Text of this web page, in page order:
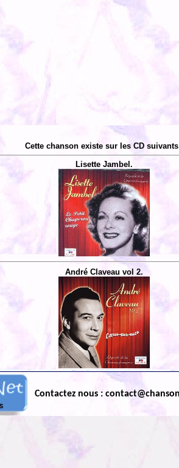
Cette chanson existe sur les CD
Lisette Jambel.
André Claveau vol 2.
Contactez nous :